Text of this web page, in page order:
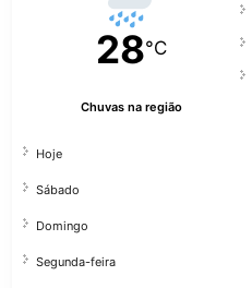
28°C
Chuvas na região
Hoje
Sábado
Domingo
Segunda-feira